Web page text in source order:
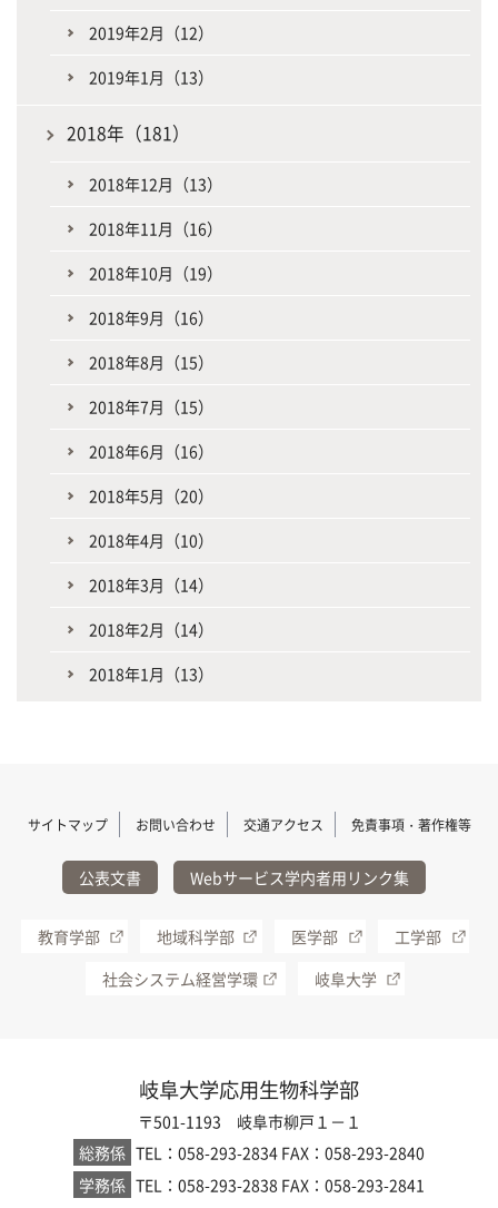
2019年2月（12）
2019年1月（13）
2018年（181）
2018年12月（13）
2018年11月（16）
2018年10月（19）
2018年9月（16）
2018年8月（15）
2018年7月（15）
2018年6月（16）
2018年5月（20）
2018年4月（10）
2018年3月（14）
2018年2月（14）
2018年1月（13）
サイトマップ お問い合わせ 交通アクセス 免責事項・著作権等
公表文書 Webサービス学内者用リンク集
教育学部 地域科学部 医学部
工学部
社会システム経営学環
岐阜大学
岐阜大学応用生物科学部
〒501-1193 岐阜市柳戸１－１
総務係 TEL：058-293-2834 FAX：058-293-2840
学務係 TEL：058-293-2838 FAX：058-293-2841